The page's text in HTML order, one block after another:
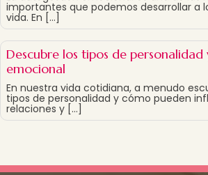
importantes que podemos desarrollar a
vida. En […]
Descubre los tipos de personalidad
emocional
En nuestra vida cotidiana, a menudo
tipos de personalidad y cómo pueden
relaciones y […]